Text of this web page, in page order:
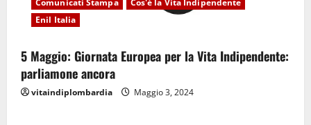
Enil Italia
5 Maggio: Giornata Europea per la Vita Indipendente:
parliamone ancora
vitaindiplombardia Maggio 3, 2024